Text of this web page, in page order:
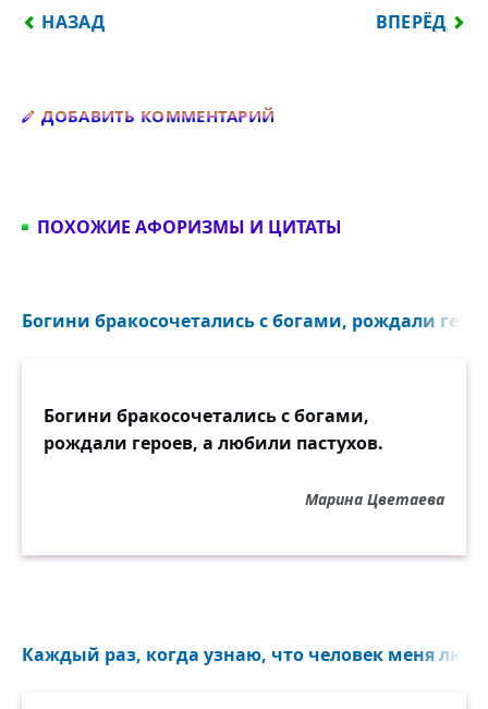
ПРЕДЫДУЩИЙ: КОГДА Я ПЕРЕСТАНУ ТЕБЯ
НАЗАД ВПЕРЁД
ДОБАВИТЬ КОММЕНТАРИЙ
ПОХОЖИЕ АФОРИЗМЫ И ЦИТАТЫ
Богини бракосочетались с богами, рождали
Богини бракосочетались с богами,
рождали героев, а любили пастухов.
Марина Цветаева
Каждый раз, когда узнаю, что человек меня